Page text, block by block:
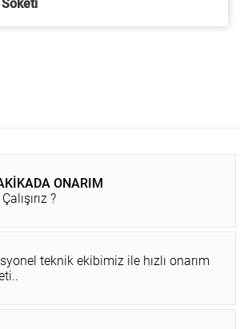
ONARIM
?
teknik ekibimiz ile hızlı onarım